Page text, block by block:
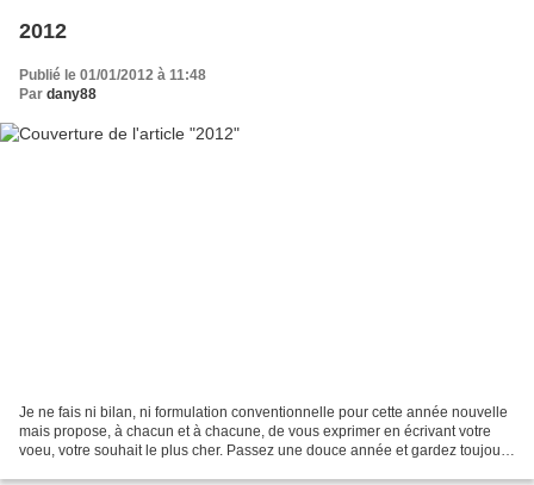
2012
Publié le 01/01/2012 à 11:48
Par dany88
Je ne fais ni bilan, ni formulation conventionnelle pour cette année nouvelle
mais propose, à chacun et à chacune, de vous exprimer en écrivant votre
voeu, votre souhait le plus cher. Passez une douce année et gardez toujours